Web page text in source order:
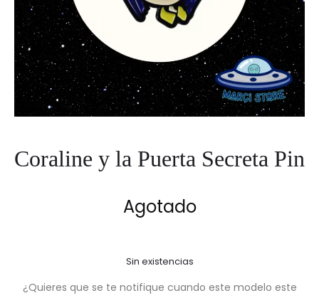
Coraline y la Puerta Secreta Pin
Agotado
Sin existencias
¿Quieres que se te notifique cuando este modelo este